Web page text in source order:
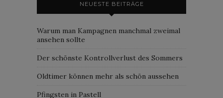
NEUESTE BEITRÄGE
Warum man Kampagnen manchmal zweimal
ansehen sollte
Der schönste Kontrollverlust des Sommers
Oldtimer können mehr als schön aussehen
Pfingsten in Pastell